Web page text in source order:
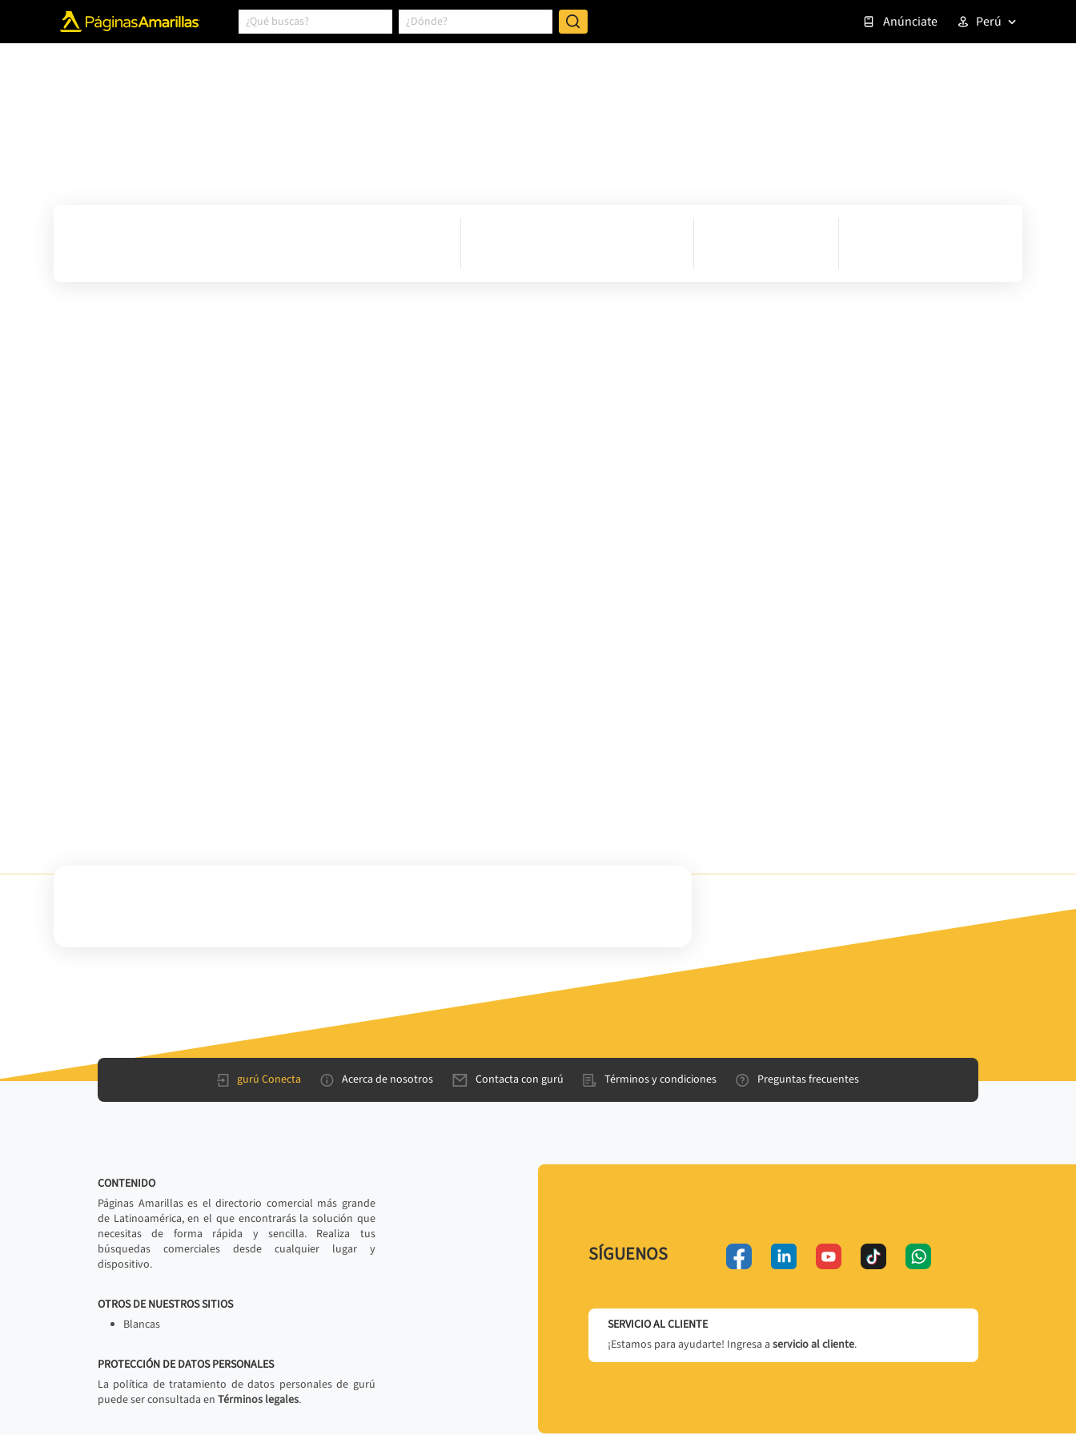
Anúnciate Perú
gurú Conecta Acerca de nosotros Contacta con gurú Términos y condiciones Preguntas frecuentes
CONTENIDO
Páginas Amarillas es el directorio comercial más grande
de Latinoamérica, en el que encontrarás la solución que
necesitas de forma rápida y sencilla. Realiza tus
búsquedas comerciales desde cualquier lugar y
dispositivo.
OTROS DE NUESTROS SITIOS
Blancas
PROTECCIÓN DE DATOS PERSONALES
La política de tratamiento de datos personales de gurú
puede ser consultada en Términos legales.
SÍGUENOS
SERVICIO AL CLIENTE
¡Estamos para ayudarte! Ingresa a servicio al cliente.